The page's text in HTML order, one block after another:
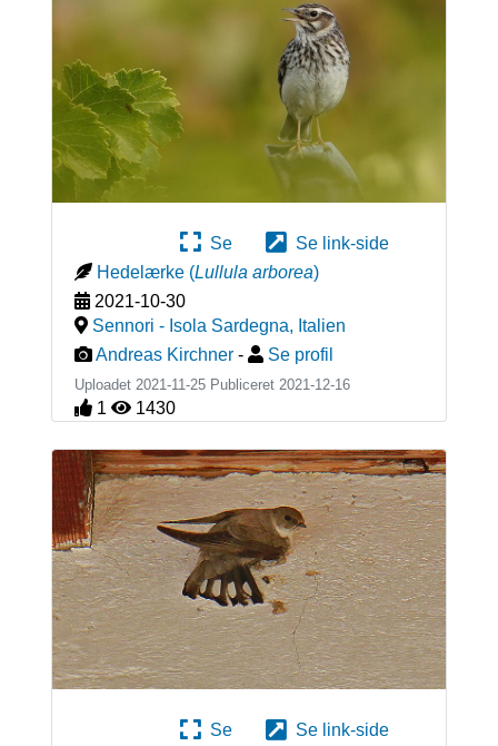
Se
Se link-side
Hedelærke (Lullula arborea)
2021-10-30
Sennori - Isola Sardegna, Italien
Andreas Kirchner - Se profil
Uploadet 2021-11-25 Publiceret 2021-12-16
1 1430
Se
Se link-side